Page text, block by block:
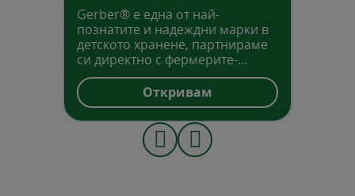
Gerber® е една от най-
познатите и надеждни марки в
детското хранене, партнираме
си директно с фермерите-
производители, за да осигурим
непрестанен контрол на
качеството.
Откривам